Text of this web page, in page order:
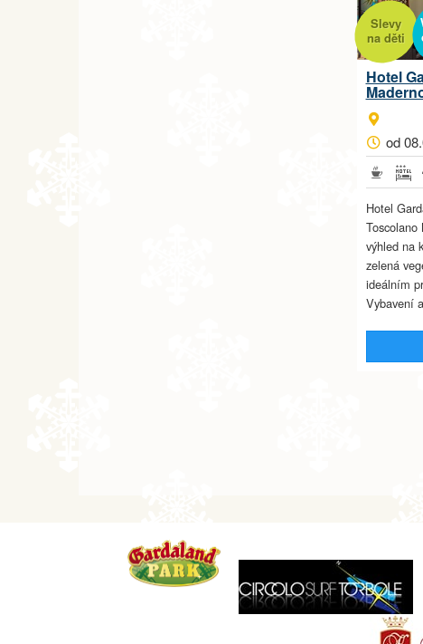
Slevy
na děti
Hotel
od
Hotel
výhled na
zelená
ideálním
Vybavení